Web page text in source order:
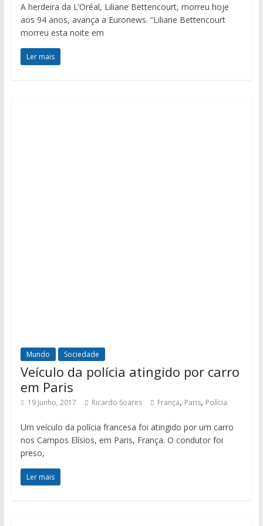
A herdeira da L’Oréal, Liliane Bettencourt, morreu hoje
aos 94 anos, avança a Euronews. “Liliane Bettencourt
morreu esta noite em
Ler mais
Mundo Sociedade
Veículo da polícia atingido por carro
em Paris
19 Junho, 2017 Ricardo Soares França, Paris, Polícia
Um veículo da polícia francesa foi atingido por um carro
nos Campos Elísios, em Paris, França. O condutor foi
preso,
Ler mais